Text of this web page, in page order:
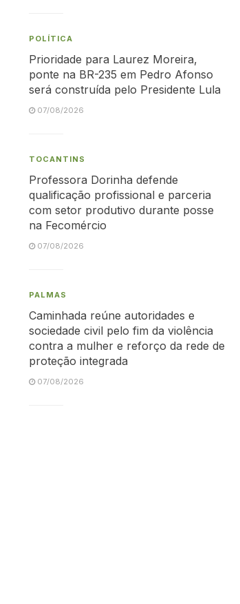
POLÍTICA
Prioridade para Laurez Moreira,
ponte na BR-235 em Pedro Afonso
será construída pelo Presidente Lula
07/08/2026
TOCANTINS
Professora Dorinha defende
qualificação profissional e parceria
com setor produtivo durante posse
na Fecomércio
07/08/2026
PALMAS
Caminhada reúne autoridades e
sociedade civil pelo fim da violência
contra a mulher e reforço da rede de
proteção integrada
07/08/2026